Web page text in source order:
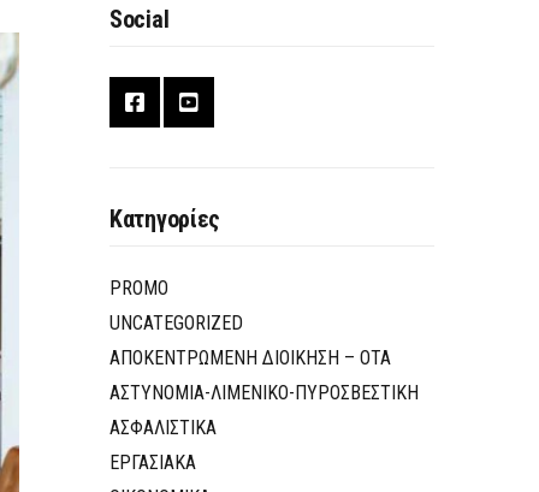
Social
Κατηγορίες
PROMO
UNCATEGORIZED
ΑΠΟΚΕΝΤΡΩΜΕΝΗ ΔΙΟΙΚΗΣΗ – ΟΤΑ
ΑΣΤΥΝΟΜΙΑ-ΛΙΜΕΝΙΚΟ-ΠΥΡΟΣΒΕΣΤΙΚΗ
ΑΣΦΑΛΙΣΤΙΚΑ
ΕΡΓΑΣΙΑΚΑ